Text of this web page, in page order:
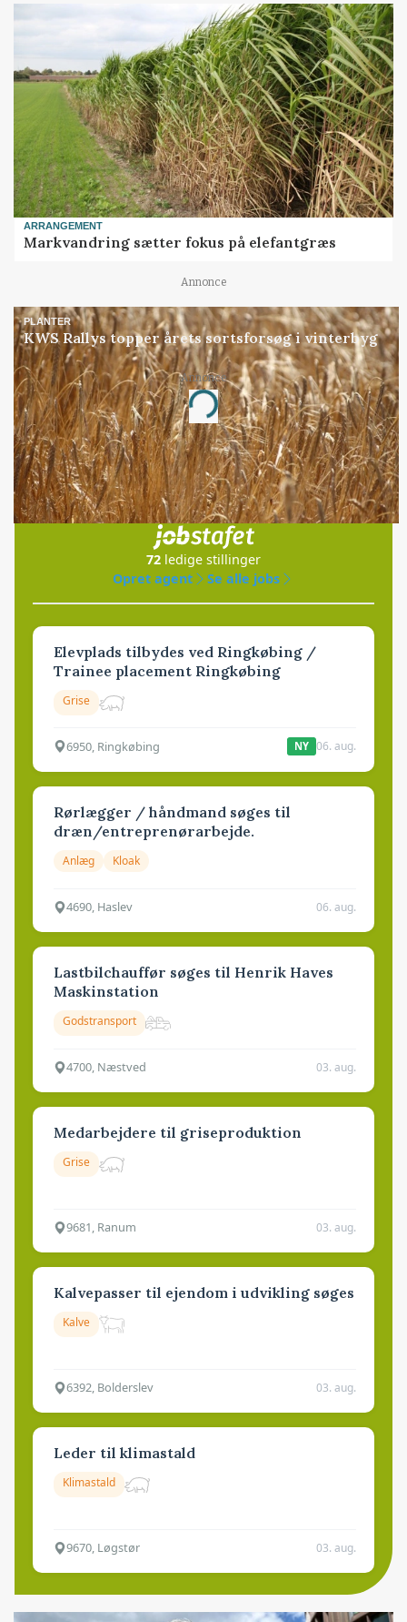
ARRANGEMENT
Markvandring sætter fokus på elefantgræs
Annonce
PLANTER
KWS Rallys topper årets sortsforsøg i vinterbyg
Annonce
Loading...
Jobs
i samarbejde med
72 ledige stillinger
Opret agent
Se alle jobs
Elevplads tilbydes ved Ringkøbing /
Trainee placement Ringkøbing
Grise
6950, Ringkøbing NY 06. aug.
Rørlægger / håndmand søges til
dræn/entreprenørarbejde.
Anlæg Kloak
4690, Haslev 06. aug.
Lastbilchauffør søges til Henrik Haves
Maskinstation
Godstransport
4700, Næstved 03. aug.
Medarbejdere til griseproduktion
Grise
9681, Ranum 03. aug.
Kalvepasser til ejendom i udvikling søges
Kalve
6392, Bolderslev 03. aug.
Leder til klimastald
Klimastald
9670, Løgstør 03. aug.